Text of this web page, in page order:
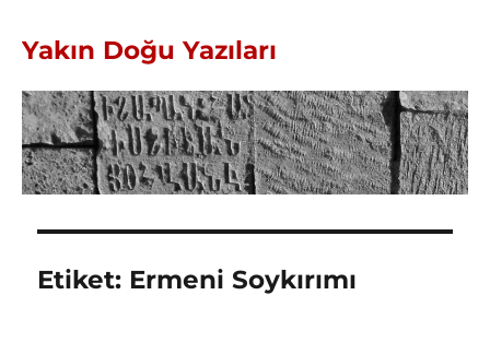
Yakın Doğu Yazıları
Etiket: Ermeni Soykırımı